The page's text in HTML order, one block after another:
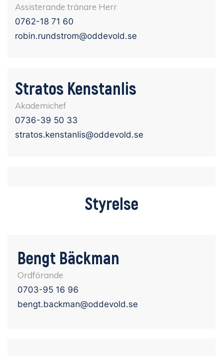
Assisterande tränare Herr
0762-18 71 60
robin.rundstrom@oddevold.se
Stratos Kenstanlis
Akademichef
0736-39 50 33
stratos.kenstanlis@oddevold.se
Styrelse
Bengt Bäckman
Ordförande
0703-95 16 96
bengt.backman@oddevold.se